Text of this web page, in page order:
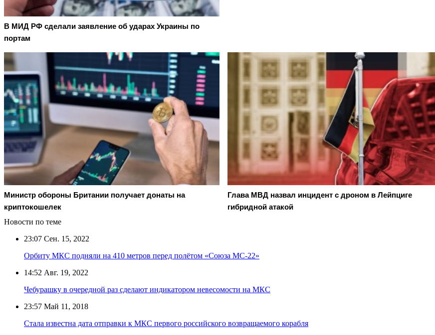
В МИД РФ сделали заявление об ударах Украины по
портам
Министр обороны Британии получает донаты на
криптокошелек
Глава МВД назвал инцидент с дроном в Лейпциге
гибридной атакой
Новости по теме
23:07 Сен. 15, 2022
Орбиту МКС подняли на 410 метров перед полётом «Союза МС-22»
14:52 Авг. 19, 2022
Чебурашку в очередной раз сделают индикатором невесомости на МКС
23:57 Май 11, 2018
Стала известна дата отправки к МКС первого российского возвращаемого корабля